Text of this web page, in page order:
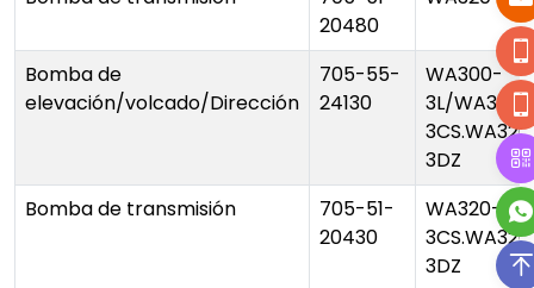
20480
Bomba de
elevación/volcado/Dirección
705-55-
24130
WA300-
3L/WA320-
3DZ
Bomba de transmisión
705-51-
20430
WA320-
3DZ